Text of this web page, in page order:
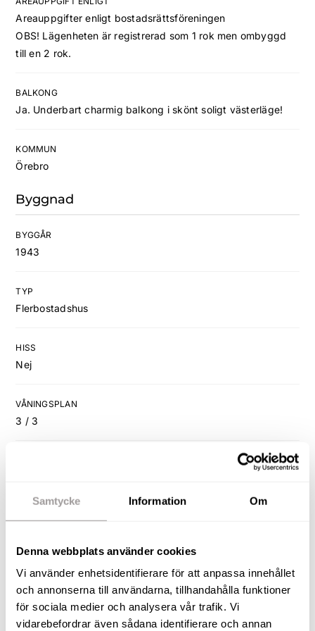
Samtycke Information Om
Denna webbplats använder cookies
Vi använder enhetsidentifierare för att anpassa innehållet
och annonserna till användarna, tillhandahålla funktioner
för sociala medier och analysera vår trafik. Vi
vidarebefordrar även sådana identifierare och annan
Areauppgifter enligt bostadsrättsföreningen
OBS! Lägenheten är registrerad som 1 rok men ombyggd
till en 2 rok.
BALKONG
Ja. Underbart charmig balkong i skönt soligt västerläge!
KOMMUN
Örebro
Byggnad
BYGGÅR
1943
TYP
Flerbostadshus
HISS
Nej
VÅNINGSPLAN
3 / 3
ÖVRIGA BYGGNADER
Förråd som tillhör lägenheten finns, ett på vinden och ett i
källaren.
Gemensam tvättstuga finns i källaren.